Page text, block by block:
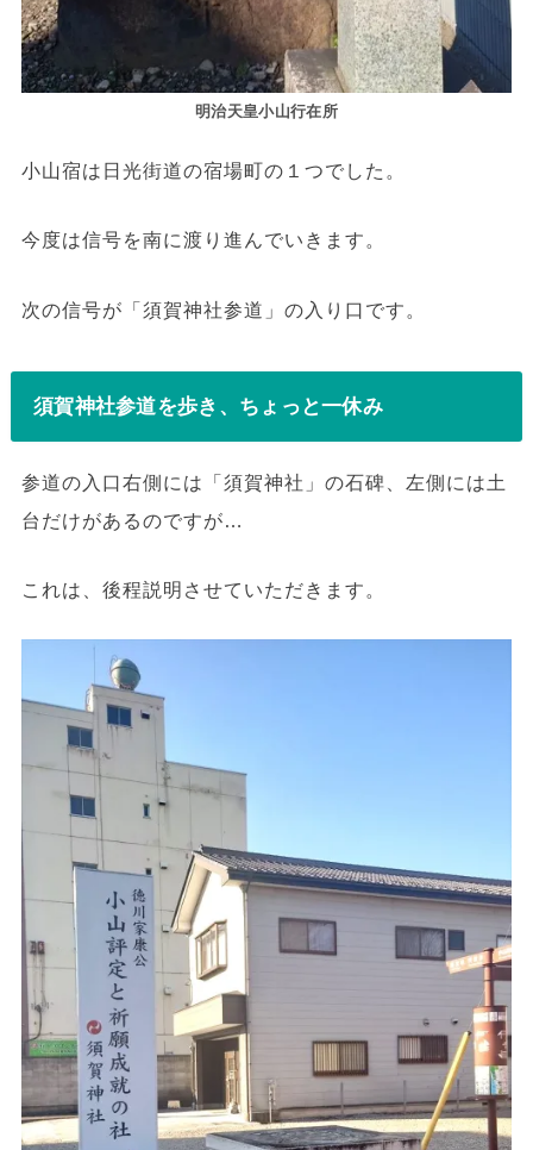
明治天皇小山行在所
小山宿は日光街道の宿場町の１つでした。
今度は信号を南に渡り進んでいきます。
次の信号が「須賀神社参道」の入り口です。
須賀神社参道を歩き、ちょっと一休み
参道の入口右側には「須賀神社」の石碑、左側には土
台だけがあるのですが…
これは、後程説明させていただきます。